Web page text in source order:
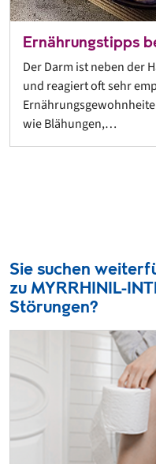
Ernährungstipps
Der Darm ist neben der
und reagiert oft sehr
wie Blähungen,…
Sie suchen
zu MYRRHINIL-
Störungen?